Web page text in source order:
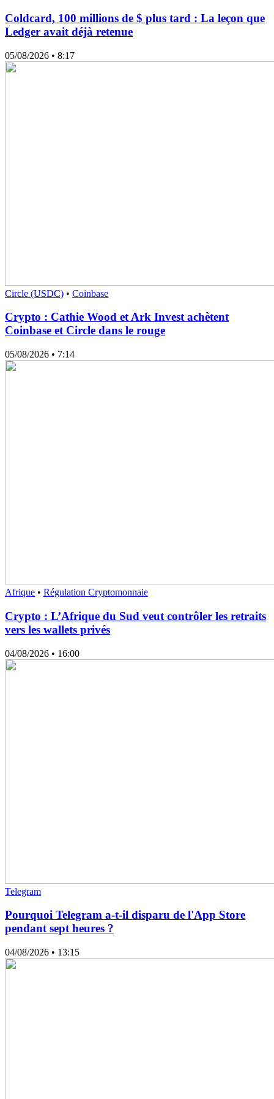
Coldcard, 100 millions de $ plus tard : La leçon que
Ledger avait déjà retenue
05/08/2026 • 8:17
Circle (USDC) • Coinbase
Crypto : Cathie Wood et Ark Invest achètent
Coinbase et Circle dans le rouge
05/08/2026 • 7:14
Afrique • Régulation Cryptomonnaie
Crypto : L’Afrique du Sud veut contrôler les retraits
vers les wallets privés
04/08/2026 • 16:00
Telegram
Pourquoi Telegram a-t-il disparu de l'App Store
pendant sept heures ?
04/08/2026 • 13:15